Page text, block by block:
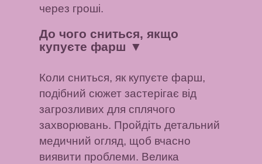
через гроші.
До чого сниться, якщо
купуєте фарш ▼
Коли сниться, як купуєте фарш,
подібний сюжет застерігає від
загрозливих для сплячого
захворювань. Пройдіть детальний
медичний огляд, щоб вчасно
виявити проблеми. Велика